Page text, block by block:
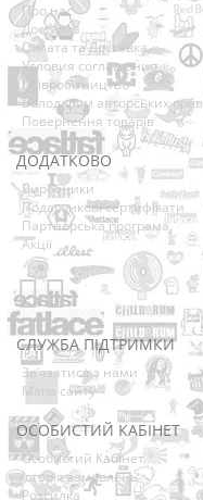
Про нас
Доставка
Оплата та Доставка
Условия соглашения
Співробітництво
Володарям авторських прав
Повернення товарів
ДОДАТКОВО
Виробники
Подарункові сертифікати
Партнерська програма
Акції
СЛУЖБА ПІДТРИМКИ
Зв’язатися з нами
Мапа сайту
ОСОБИСТИЙ КАБІНЕТ
Особистий Кабінет
Історія замовлень
Розсилка